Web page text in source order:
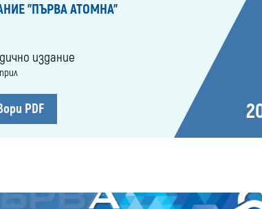
"ПЪРВА АТОМНА"
издание
PDF